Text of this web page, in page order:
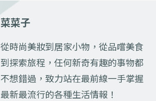
菜菜子
從時尚美妝到居家小物，從品嚐美食
到探索旅程，任何新奇有趣的事物都
不想錯過，致力站在最前線一手掌握
最新最流行的各種生活情報！